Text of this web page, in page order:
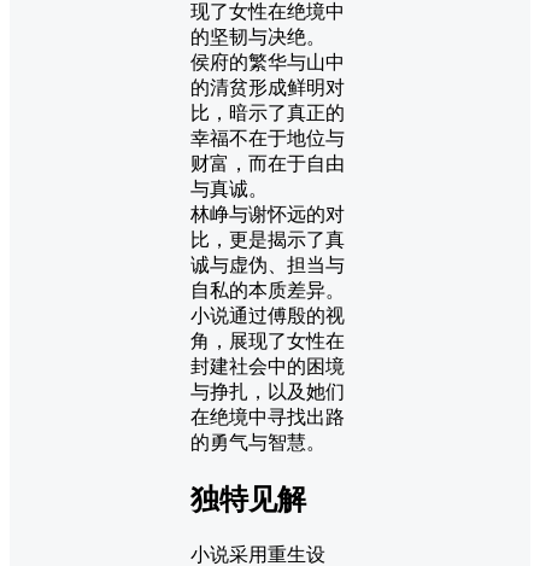
现了女性在绝境中
的坚韧与决绝。
侯府的繁华与山中
的清贫形成鲜明对
比，暗示了真正的
幸福不在于地位与
财富，而在于自由
与真诚。
林峥与谢怀远的对
比，更是揭示了真
诚与虚伪、担当与
自私的本质差异。
小说通过傅殷的视
角，展现了女性在
封建社会中的困境
与挣扎，以及她们
在绝境中寻找出路
的勇气与智慧。
独特见解
小说采用重生设